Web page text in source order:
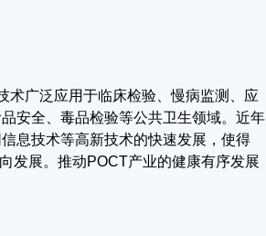
术广泛应用于临床检验、慢病监测、应
安全、毒品检验等公共卫生领域。近年
息技术等高新技术的快速发展，使得
发展。推动POCT产业的健康有序发展